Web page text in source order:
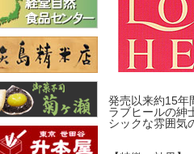
発売以来約15年
ラブヒールの紳
シックな雰囲気